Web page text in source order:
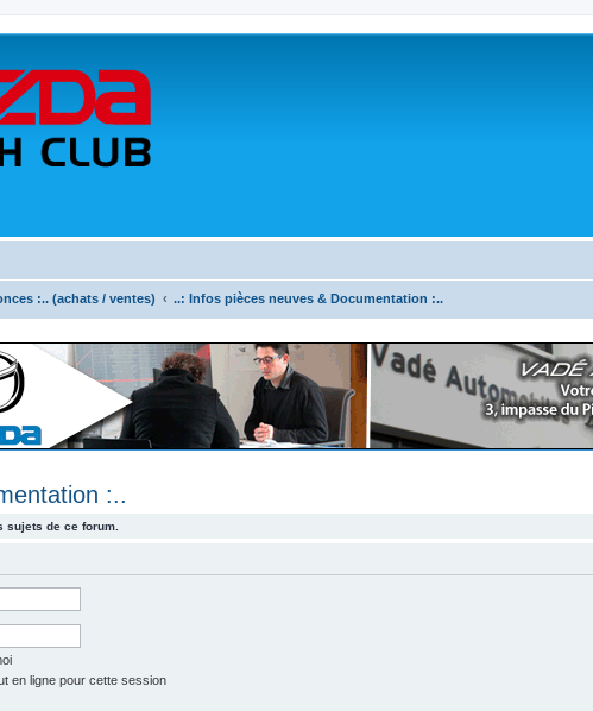
:.. (achats / ventes) ..: Infos pièces neuves & Documentation :..
:..
sujets de ce forum.
en ligne pour cette session